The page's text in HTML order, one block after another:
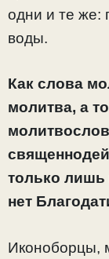
одни и те же:
воды.
Как слова
молитва, а
только
нет
Иконоборцы,